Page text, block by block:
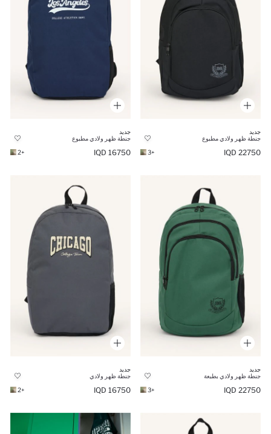
جديد
جنطة ظهر ولادي مطبوع
22750 IQD
+3
جديد
جنطة ظهر ولادي مطبوع
16750 IQD
+2
جديد
جنطة ظهر ولادي بطبعة
22750 IQD
+3
جديد
جنطة ظهر ولادي
16750 IQD
+2